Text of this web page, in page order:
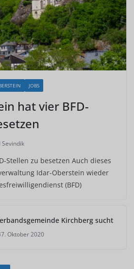
JOBS
hat vier BFD-
Sevindik
Stellen zu besetzen Auch dieses
Idar-Oberstein wieder
(BFD)
Kirchberg sucht
7. Oktober 2020